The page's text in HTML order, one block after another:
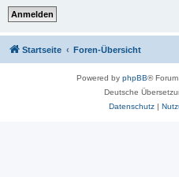
Startseite Foren-Übersicht
Powered by phpBB®
Deutsche
Datenschutz|